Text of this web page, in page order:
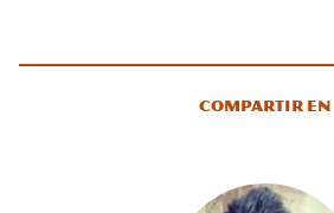
Compartir en